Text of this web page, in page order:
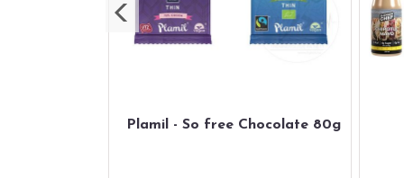
Plamil - So free Chocolate 80g